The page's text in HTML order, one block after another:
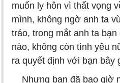
muốn ly hôn vì thất vọng
mình, không ngờ anh ta
tráo, trong mắt anh ta
nào, không còn tình yêu
ra quyết định với bạn bây
Nhưng bạn đã bao giờ